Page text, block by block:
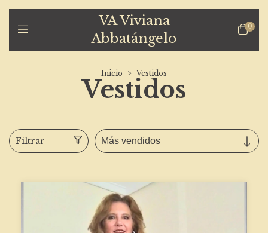
VA Viviana
Abbatángelo
0
Inicio > Vestidos
Vestidos
Filtrar